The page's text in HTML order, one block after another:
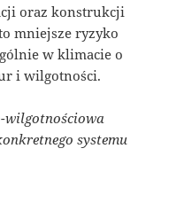
oraz konstrukcji
mniejsze ryzyko
w klimacie o
i wilgotności.
wilgotnościowa
systemu